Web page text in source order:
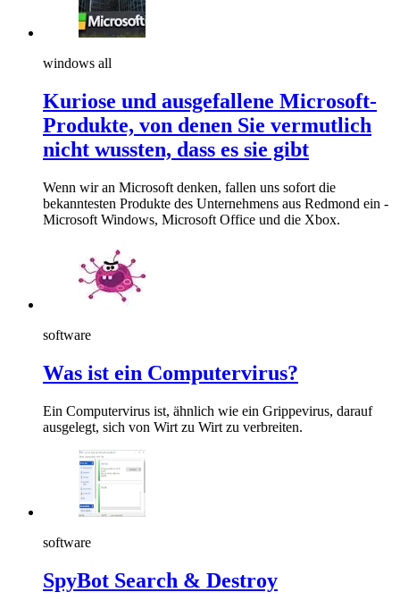
windows all
Kuriose und ausgefallene Microsoft-
Produkte, von denen Sie vermutlich
nicht wussten, dass es sie gibt
Wenn wir an Microsoft denken, fallen uns sofort die
bekanntesten Produkte des Unternehmens aus Redmond ein -
Microsoft Windows, Microsoft Office und die Xbox.
software
Was ist ein Computervirus?
Ein Computervirus ist, ähnlich wie ein Grippevirus, darauf
ausgelegt, sich von Wirt zu Wirt zu verbreiten.
software
SpyBot Search & Destroy